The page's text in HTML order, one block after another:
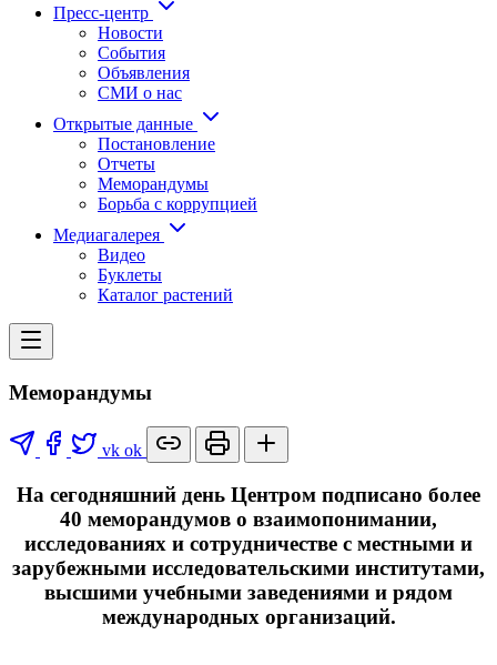
Пресс-центр
Новости
События
Объявления
СМИ о нас
Открытые данные
Постановление
Отчеты
Меморандумы
Борьба с коррупцией
Медиагалерея
Видео
Буклеты
Каталог растений
Меморандумы
vk ok
На сегодняшний день Центром подписано более
40 меморандумов о взаимопонимании,
исследованиях и сотрудничестве с местными и
зарубежными исследовательскими институтами,
высшими учебными заведениями и рядом
международных организаций.